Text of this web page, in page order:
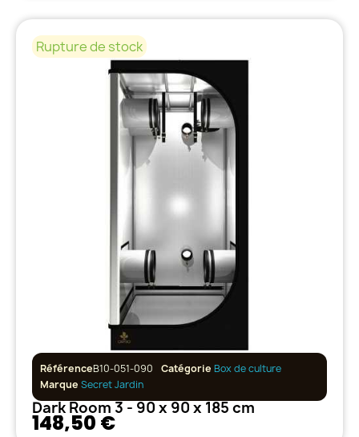
Rupture de stock
RéférenceB10-051-090 Catégorie Box de culture
Marque Secret Jardin
Dark Room 3 - 90 x 90 x 185 cm
148,50 €